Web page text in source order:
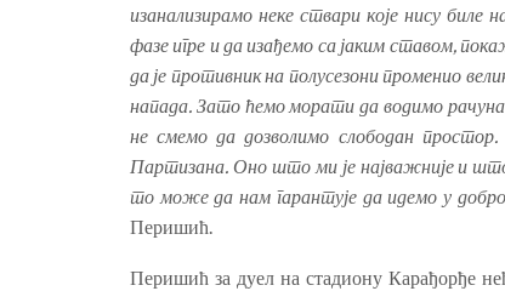
изанализирамо неке ствари које нису биле
фазе игре и да изађемо са јаким ставом,
да је противник на полусезони променио
напада. Зато ћемо морати да водимо
не смемо да дозволимо слободан
Партизана. Оно што ми је најважније и што
то може да нам гарантује да идемо у
Перишић.
Перишић за дуел на стадиону Карађорђе